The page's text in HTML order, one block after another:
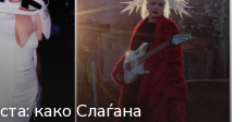
како Слаѓана